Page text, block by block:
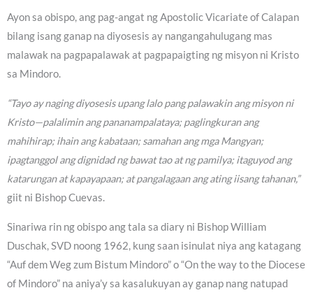
Ayon sa obispo, ang pag-angat ng Apostolic Vicariate of Calapan
bilang isang ganap na diyosesis ay nangangahulugang mas
malawak na pagpapalawak at pagpapaigting ng misyon ni Kristo
sa Mindoro.
“Tayo ay naging diyosesis upang lalo pang palawakin ang misyon ni
Kristo—palalimin ang pananampalataya; paglingkuran ang
mahihirap; ihain ang kabataan; samahan ang mga Mangyan;
ipagtanggol ang dignidad ng bawat tao at ng pamilya; itaguyod ang
katarungan at kapayapaan; at pangalagaan ang ating iisang tahanan,”
giit ni Bishop Cuevas.
Sinariwa rin ng obispo ang tala sa diary ni Bishop William
Duschak, SVD noong 1962, kung saan isinulat niya ang katagang
“Auf dem Weg zum Bistum Mindoro” o “On the way to the Diocese
of Mindoro” na aniya’y sa kasalukuyan ay ganap nang natupad